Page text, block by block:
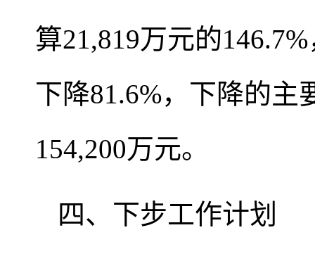
算21,819万元的
下降81.6%，下降的
154,200万元。
四、下步工作计划